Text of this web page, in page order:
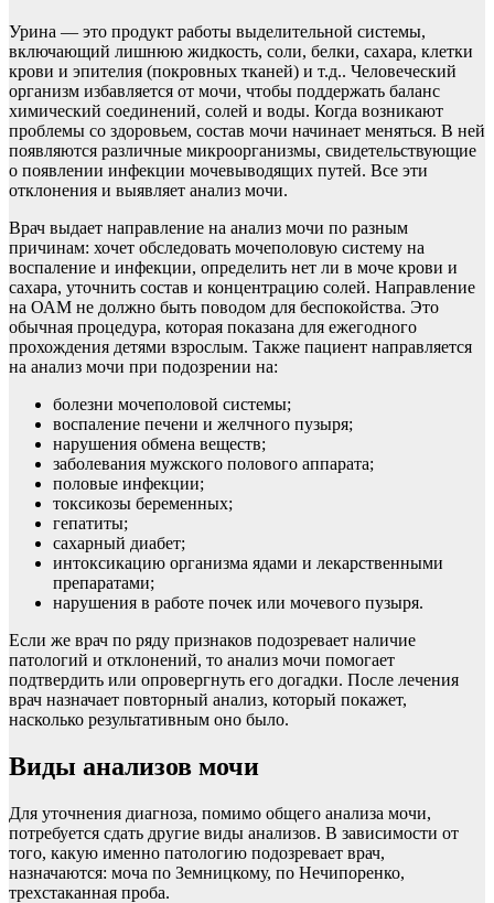
Урина — это продукт работы выделительной системы,
включающий лишнюю жидкость, соли, белки, сахара, клетки
крови и эпителия (покровных тканей) и т.д.. Человеческий
организм избавляется от мочи, чтобы поддержать баланс
химический соединений, солей и воды. Когда возникают
проблемы со здоровьем, состав мочи начинает меняться. В ней
появляются различные микроорганизмы, свидетельствующие
о появлении инфекции мочевыводящих путей. Все эти
отклонения и выявляет анализ мочи.
Врач выдает направление на анализ мочи по разным
причинам: хочет обследовать мочеполовую систему на
воспаление и инфекции, определить нет ли в моче крови и
сахара, уточнить состав и концентрацию солей. Направление
на ОАМ не должно быть поводом для беспокойства. Это
обычная процедура, которая показана для ежегодного
прохождения детями взрослым. Также пациент направляется
на анализ мочи при подозрении на:
болезни мочеполовой системы;
воспаление печени и желчного пузыря;
нарушения обмена веществ;
заболевания мужского полового аппарата;
половые инфекции;
токсикозы беременных;
гепатиты;
сахарный диабет;
интоксикацию организма ядами и лекарственными
препаратами;
нарушения в работе почек или мочевого пузыря.
Если же врач по ряду признаков подозревает наличие
патологий и отклонений, то анализ мочи помогает
подтвердить или опровергнуть его догадки. После лечения
врач назначает повторный анализ, который покажет,
насколько результативным оно было.
Виды анализов мочи
Для уточнения диагноза, помимо общего анализа мочи,
потребуется сдать другие виды анализов. В зависимости от
того, какую именно патологию подозревает врач,
назначаются: моча по Земницкому, по Нечипоренко,
трехстаканная проба.